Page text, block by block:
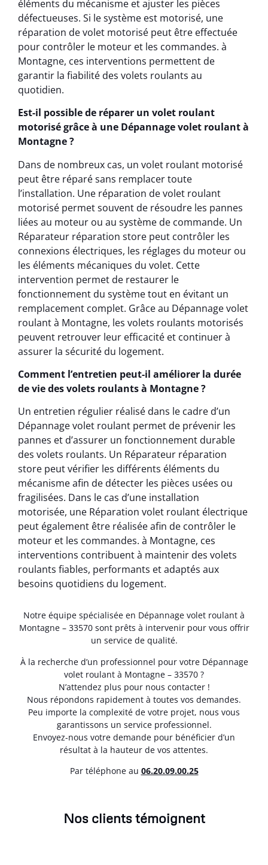
éléments du mécanisme et ajuster les pièces
défectueuses. Si le système est motorisé, une
réparation de volet motorisé peut être effectuée
pour contrôler le moteur et les commandes. à
Montagne, ces interventions permettent de
garantir la fiabilité des volets roulants au
quotidien.
Est-il possible de réparer un volet roulant
motorisé grâce à une Dépannage volet roulant à
Montagne ?
Dans de nombreux cas, un volet roulant motorisé
peut être réparé sans remplacer toute
l’installation. Une réparation de volet roulant
motorisé permet souvent de résoudre les pannes
liées au moteur ou au système de commande. Un
Réparateur réparation store peut contrôler les
connexions électriques, les réglages du moteur ou
les éléments mécaniques du volet. Cette
intervention permet de restaurer le
fonctionnement du système tout en évitant un
remplacement complet. Grâce au Dépannage volet
roulant à Montagne, les volets roulants motorisés
peuvent retrouver leur efficacité et continuer à
assurer la sécurité du logement.
Comment l’entretien peut-il améliorer la durée
de vie des volets roulants à Montagne ?
Un entretien régulier réalisé dans le cadre d’un
Dépannage volet roulant permet de prévenir les
pannes et d’assurer un fonctionnement durable
des volets roulants. Un Réparateur réparation
store peut vérifier les différents éléments du
mécanisme afin de détecter les pièces usées ou
fragilisées. Dans le cas d’une installation
motorisée, une Réparation volet roulant électrique
peut également être réalisée afin de contrôler le
moteur et les commandes. à Montagne, ces
interventions contribuent à maintenir des volets
roulants fiables, performants et adaptés aux
besoins quotidiens du logement.
Notre équipe spécialisée en Dépannage volet roulant à
Montagne – 33570 sont prêts à intervenir pour vous offrir
un service de qualité.
À la recherche d’un professionnel pour votre Dépannage
volet roulant à Montagne – 33570 ?
N’attendez plus pour nous contacter !
Nous répondons rapidement à toutes vos demandes.
Peu importe la complexité de votre projet, nous vous
garantissons un service professionnel.
Envoyez-nous votre demande pour bénéficier d’un
résultat à la hauteur de vos attentes.
Par téléphone au 06.20.09.00.25
Nos clients témoignent